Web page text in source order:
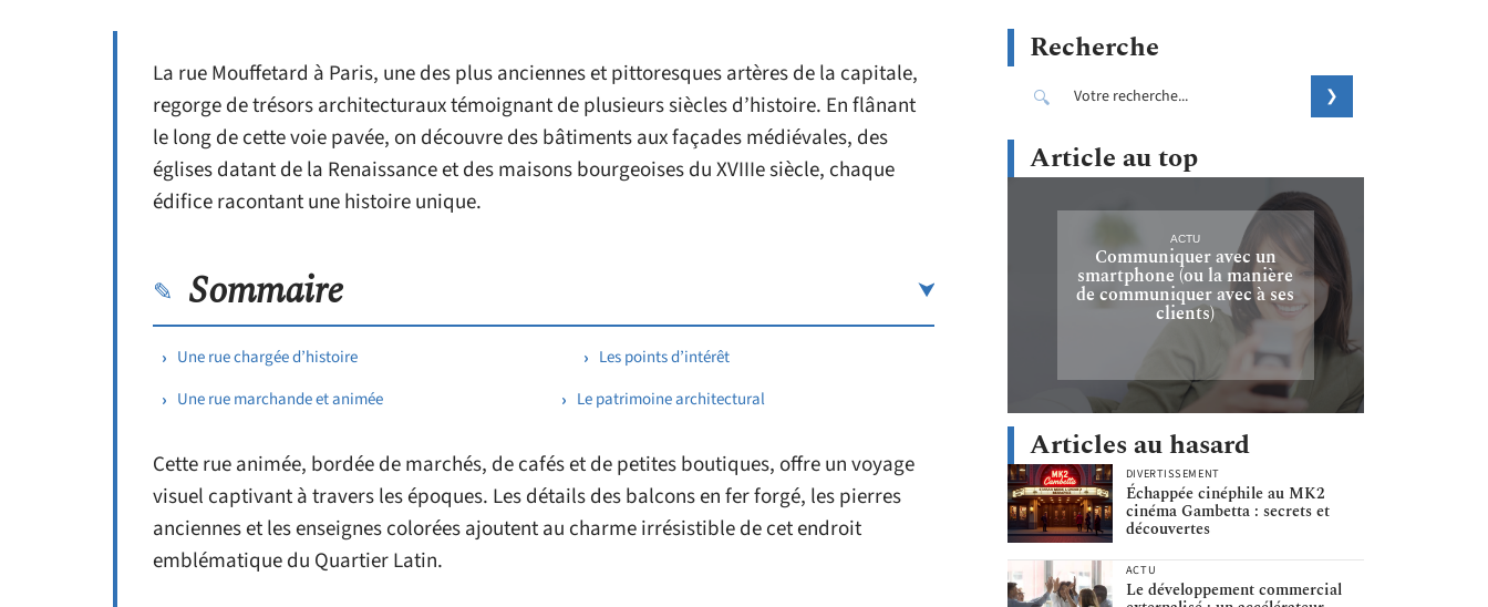
La rue Mouffetard à Paris, une des plus anciennes et pittoresques artères de la capitale,
regorge de trésors architecturaux témoignant de plusieurs siècles d’histoire. En flânant
le long de cette voie pavée, on découvre des bâtiments aux façades médiévales, des
églises datant de la Renaissance et des maisons bourgeoises du XVIIIe siècle, chaque
édifice racontant une histoire unique.
Sommaire
Une rue chargée d’histoire
Une rue marchande et animée
Les points d’intérêt
Le patrimoine architectural
Cette rue animée, bordée de marchés, de cafés et de petites boutiques, offre un voyage
visuel captivant à travers les époques. Les détails des balcons en fer forgé, les pierres
anciennes et les enseignes colorées ajoutent au charme irrésistible de cet endroit
emblématique du Quartier Latin.
Recherche
Article au top
ACTU
Communiquer avec un
smartphone (ou la manière
de communiquer avec à ses
clients)
Articles au hasard
DIVERTISSEMENT
Échappée cinéphile au MK2
cinéma Gambetta : secrets et
découvertes
ACTU
Le développement commercial